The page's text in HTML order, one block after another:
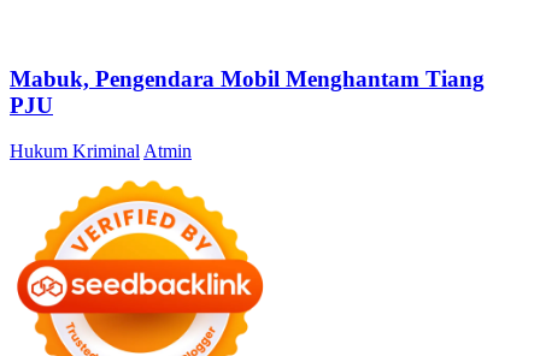
Mabuk, Pengendara Mobil Menghantam Tiang
PJU
Hukum Kriminal Atmin